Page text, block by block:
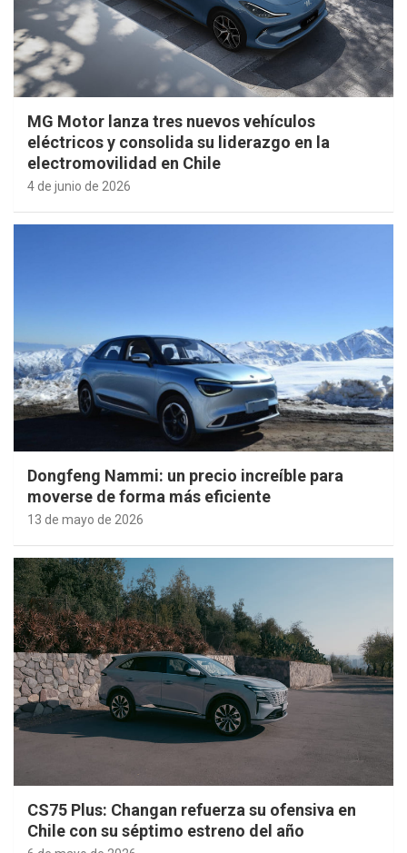
MG Motor lanza tres nuevos vehículos
eléctricos y consolida su liderazgo en la
electromovilidad en Chile
4 de junio de 2026
Dongfeng Nammi: un precio increíble para
moverse de forma más eficiente
13 de mayo de 2026
CS75 Plus: Changan refuerza su ofensiva en
Chile con su séptimo estreno del año